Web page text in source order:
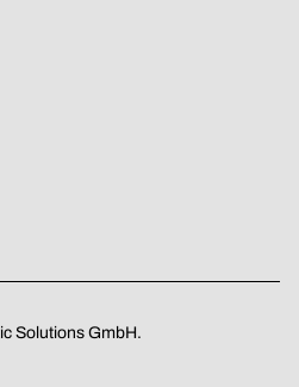
Solutions GmbH.